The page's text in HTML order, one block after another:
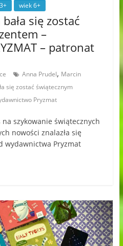
wiek 6+
się zostać
–
– patronat
Anna Prudel, Marcin
się zostać świątecznym
Pryzmat
szykowanie świątecznych
nowości znalazła się
wydawnictwa Pryzmat